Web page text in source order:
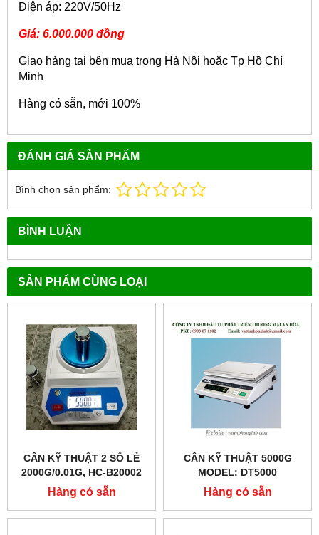
Điện áp: 220V/50Hz
Giá: 6.000.000 đồng
Giao hàng tại bên mua trong Hà Nội hoặc Tp Hồ Chí
Minh
Hàng có sẵn, mới 100%
ĐÁNH GIÁ SẢN PHẨM
Bình chọn sản phẩm:
BÌNH LUẬN
SẢN PHẨM CÙNG LOẠI
CÂN KỸ THUẬT 2 SỐ LẺ
2000G/0.01G, HC-B20002
HÃNG LABEX- ANH
Hàng có sẵn
CÂN KỸ THUẬT 5000G
MODEL: DT5000
Hàng có sẵn